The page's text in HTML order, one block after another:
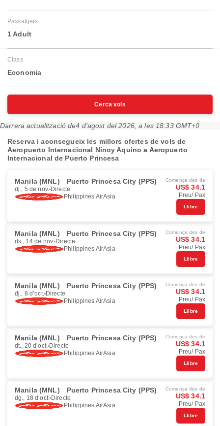
Passatgers
1 Adult
Class
Economia
Cerca vols
Darrera actualització de4 d’agost del 2026, a les 18:33 GMT+0
Reserva i aconsegueix les millors ofertes de vols de
Aeropuerto Internacional Ninoy Aquino a Aeropuerto
Internacional de Puerto Princesa
Manila (MNL) Puerto Princesa City (PPS)
dj., 5 de nov. Directe
Philippines AirAsia
Comença des de
US$ 34.1
Preu/ Pax
Llibre
Manila (MNL) Puerto Princesa City (PPS)
ds., 14 de nov. Directe
Philippines AirAsia
Comença des de
US$ 34.1
Preu/ Pax
Llibre
Manila (MNL) Puerto Princesa City (PPS)
dj., 8 d’oct. Directe
Philippines AirAsia
Comença des de
US$ 34.1
Preu/ Pax
Llibre
Manila (MNL) Puerto Princesa City (PPS)
dt., 20 d’oct. Directe
Philippines AirAsia
Comença des de
US$ 34.1
Preu/ Pax
Llibre
Manila (MNL) Puerto Princesa City (PPS)
dg., 18 d’oct. Directe
Philippines AirAsia
Comença des de
US$ 34.1
Preu/ Pax
Llibre